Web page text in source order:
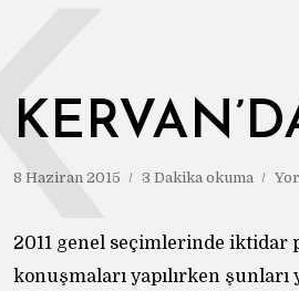
8 Haziran 2015 3 Dakika okuma
K
2011 genel seçimlerinde iktidar
konuşmaları yapılırken şunları